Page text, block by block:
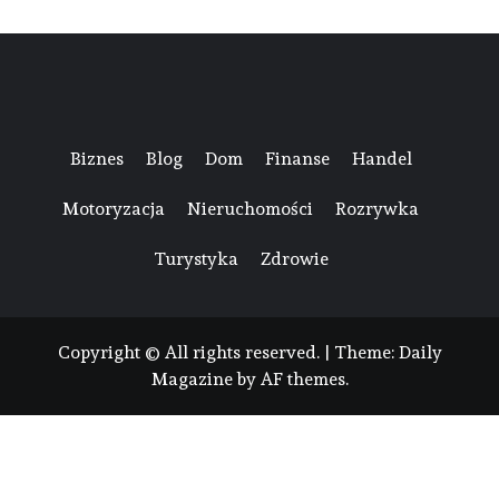
Biznes Blog Dom Finanse Handel
Motoryzacja Nieruchomości Rozrywka
Turystyka Zdrowie
Copyright © All rights reserved. Theme: Daily
Magazineby AF themes.